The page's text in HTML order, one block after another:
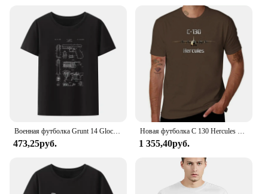
Военная футболка Grunt 14 Glock 17 1985, патентованная модальная футболка с юмором, новинка, мужская одежда, летняя дышащая футболка с короткими рукавами
473,25руб.
Новая футболка C 130 Hercules с военным транспортным самолетом и оружием, короткие черные футболки, мужские футболки с рисунком в стиле хип-хоп, лето
1 355,40руб.